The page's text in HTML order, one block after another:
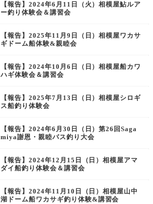
【報告】2024年6月11日（火）相模屋鮎ルア
ー釣り体験会＆講習会
【報告】2025年11月9日（日）相模屋ワカサ
ギドーム船体験&親睦会
【報告】2024年10月6日（日）相模屋船カワ
ハギ体験会＆講習会
【報告】2025年7月13日（日）相模屋シロギ
ス船釣り体験会
【報告】2024年6月30日（日）第26回Saga
miya謝恩・親睦バス釣り大会
【報告】2024年12月15日（日）相模屋アマ
ダイ船釣り体験会＆講習会
【報告】2024年11月10日（日）相模屋山中
湖ドーム船ワカサギ釣り体験&講習会